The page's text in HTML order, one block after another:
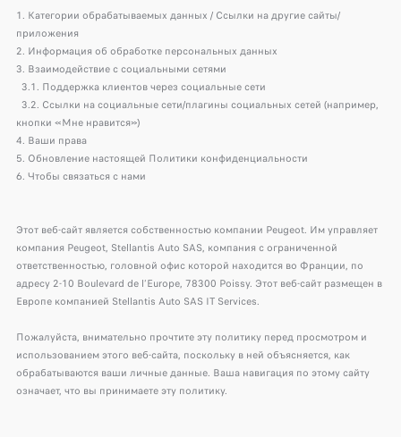
1. Категории обрабатываемых данных / Ссылки на другие сайты/
приложения
2. Информация об обработке персональных данных
3. Взаимодействие с социальными сетями
3.1. Поддержка клиентов через социальные сети
3.2. Ссылки на социальные сети/плагины социальных сетей (например,
кнопки «Мне нравится»)
4. Ваши права
5. Обновление настоящей Политики конфиденциальности
6. Чтобы связаться с нами
Этот веб-сайт является собственностью компании Peugeot. Им управляет
компания Peugeot, Stellantis Auto SAS, компания с ограниченной
ответственностью, головной офис которой находится во Франции, по
адресу 2-10 Boulevard de l’Europe, 78300 Poissy. Этот веб-сайт размещен в
Европе компанией Stellantis Auto SAS IT Services.
Пожалуйста, внимательно прочтите эту политику перед просмотром и
использованием этого веб-сайта, поскольку в ней объясняется, как
обрабатываются ваши личные данные. Ваша навигация по этому сайту
означает, что вы принимаете эту политику.